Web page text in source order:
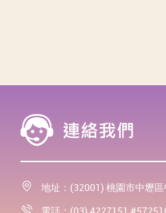
地址：(32001) 桃園市中壢